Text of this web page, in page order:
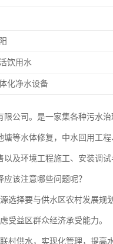
饮用水
化净水设备
限公司。是一家集各种污水
塘等水体修复，中水回用工
以及环境工程施工、安装调
该注意哪些问题呢？
选择要与供水区农村发展规
受益区群众经济承受能力。
村供水，实现化管理，提